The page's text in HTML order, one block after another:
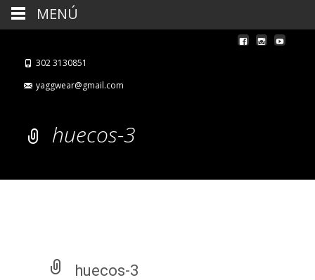
302 3130851
yaggwear@gmail.com
huecos-3
huecos-3
MENÚ